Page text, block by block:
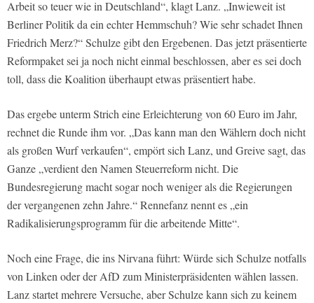
Arbeit so teuer wie in Deutschland“, klagt Lanz. „Inwieweit ist
Berliner Politik da ein echter Hemmschuh? Wie sehr schadet Ihnen
Friedrich Merz?“ Schulze gibt den Ergebenen. Das jetzt präsentierte
Reformpaket sei ja noch nicht einmal beschlossen, aber es sei doch
toll, dass die Koalition überhaupt etwas präsentiert habe.
Das ergebe unterm Strich eine Erleichterung von 60 Euro im Jahr,
rechnet die Runde ihm vor. „Das kann man den Wählern doch nicht
als großen Wurf verkaufen“, empört sich Lanz, und Greive sagt, das
Ganze „verdient den Namen Steuerreform nicht. Die
Bundesregierung macht sogar noch weniger als die Regierungen
der vergangenen zehn Jahre.“ Rennefanz nennt es „ein
Radikalisierungsprogramm für die arbeitende Mitte“.
Noch eine Frage, die ins Nirvana führt: Würde sich Schulze notfalls
von Linken oder der AfD zum Ministerpräsidenten wählen lassen.
Lanz startet mehrere Versuche, aber Schulze kann sich zu keinem